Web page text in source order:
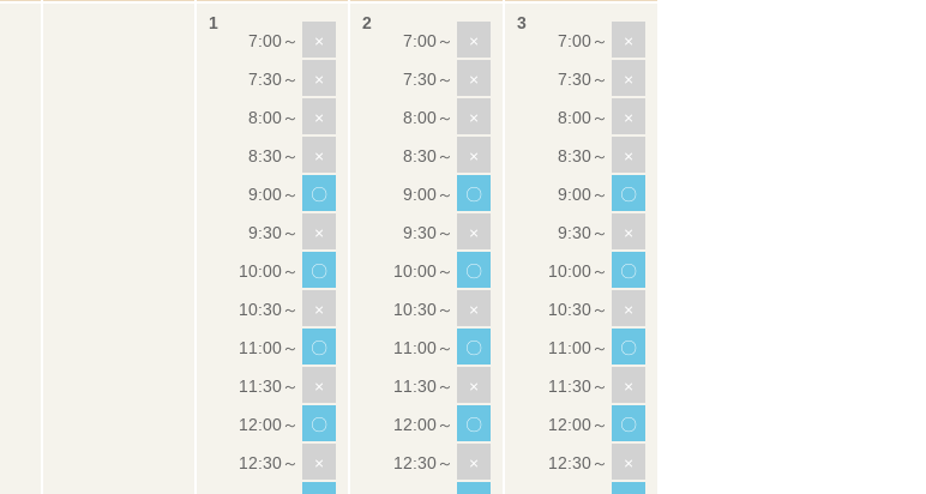
×
×
×
×
〇
×
〇
×
〇
×
〇
×
×
×
×
×
〇
×
〇
×
〇
×
〇
×
×
×
×
×
〇
×
〇
×
〇
×
〇
×